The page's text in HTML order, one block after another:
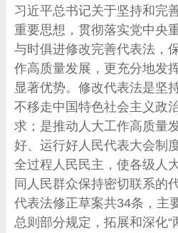
习近平总书记关于坚持和完
重要思想，贯彻落实党中央
与时俱进修改完善代表法，
作高质量发展，更充分地发
显著优势。修改代表法是坚
不移走中国特色社会主义政
求；是推动人大工作高质量
好、运行好人民代表大会制
全过程人民民主，使各级人
同人民群众保持密切联系的
代表法修正草案共34条，主
总则部分规定，拓展和深化“